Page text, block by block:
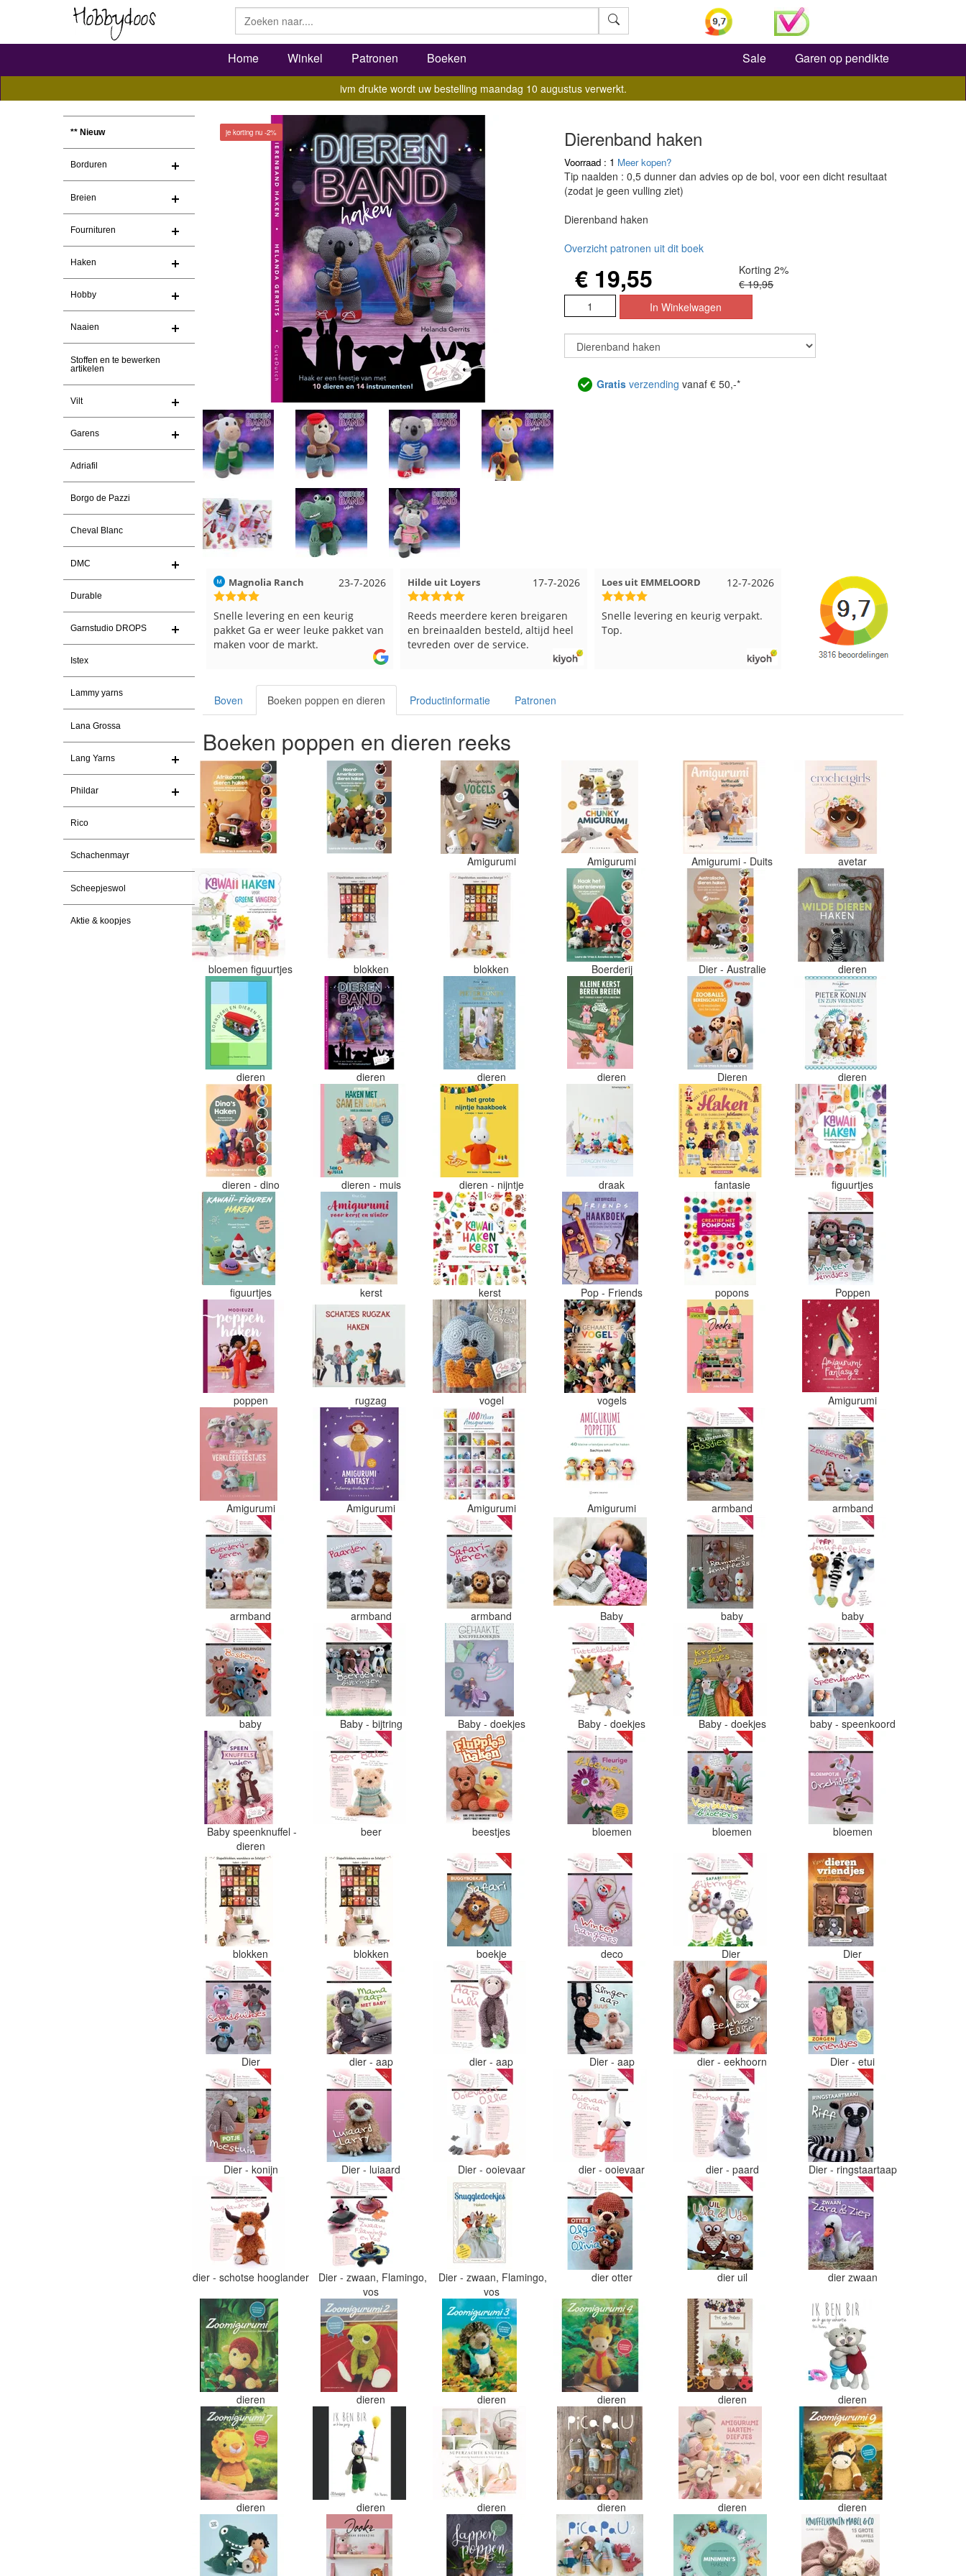
Zoeken
Home Winkel Patronen Boeken Sale Garen op pendikte
ivm drukte wordt uw bestelling maandag 10 augustus verwerkt.
** Nieuw
Borduren
Breien
Fournituren
Haken
Hobby
Naaien
Stoffen en te bewerken
artikelen
Vilt
Garens
Adriafil
Borgo de Pazzi
Cheval Blanc
DMC
Durable
Garnstudio DROPS
Istex
Lammy yarns
Lana Grossa
Lang Yarns
Phildar
Rico
Schachenmayr
Scheepjeswol
Aktie & koopjes
je korting nu -2% Dierenband haken
Voorraad : 1 Meer kopen?
Tip naalden : 0,5 dunner dan advies op de bol, voor een dicht resultaat
(zodat je geen vulling ziet)
Dierenband haken
Overzicht patronen uit dit boek
€ 19,55
Korting 2%
€ 19,95
Gratisverzending vanaf € 50,-*
23-7-2026
Magnolia Ranch
Snelle levering en een keurig
pakket Ga er weer leuke pakket van
maken voor de markt.
17-7-2026
Hilde uit Loyers
Reeds meerdere keren breigaren
en breinaalden besteld, altijd heel
tevreden over de service.
12-7-2026
Loes uit EMMELOORD
Snelle levering en keurig verpakt.
Top.
12-7-2026
Nell uit Beuningen
Goed verpakt en snelgeleverd
Wendy uit Amsterdam
Ruime keus aan viltwol, mooie
kleuren en goede kwaliteit. Snel
verzonden. Enigste wat ik een
beetje jammer vind is dat alles los
een doos gestopt. Geen kleur
welke kleurcode bij welke bol
Had ook 3x 50 gram zwart besteld
maar door de andere bollen zitten
er nu verschillende kleuren vezels
in het zwart. Dat vind ik erg
jammer. Als ik nu wil nabestellen
moet ik maar hopen dat ik de
kleurcode bij de juiste bol heb
gedaan. Misschien een tip om de
kleuren apart in te pakken met een
sticker welke kleur het is?
Desondanks zou ik deze shop
wel aanbevelen wat betreft de
viltwol. Goede prijs/kwaliteit
verhouding.
Boven Boeken poppen en dieren Productinformatie Patronen
Boeken poppen en dieren reeks
Amigurumi Amigurumi Amigurumi - Duits avetar
bloemen figuurtjes blokken blokken Boerderij Dier - Australie dieren
dieren dieren dieren dieren Dieren dieren
dieren - dino dieren - muis dieren - nijntje draak fantasie figuurtjes
figuurtjes kerst kerst Pop - Friends popons Poppen
poppen rugzag vogel vogels Amigurumi
Amigurumi Amigurumi Amigurumi Amigurumi armband armband
armband armband armband Baby baby baby
baby Baby - bijtring Baby - doekjes Baby - doekjes Baby - doekjes baby - speenkoord
Baby speenknuffel -
dieren
beer beestjes bloemen bloemen bloemen
blokken blokken boekje deco Dier Dier
Dier dier - aap dier - aap Dier - aap dier - eekhoorn Dier - etui
Dier - konijn Dier - luiaard Dier - ooievaar dier - ooievaar dier - paard Dier - ringstaartaap
dier - schotse hooglander
Dier - zwaan, Flamingo,
vos
Dier - zwaan, Flamingo,
vos
dier otter dier uil dier zwaan
dieren dieren dieren dieren dieren dieren
dieren dieren dieren dieren dieren dieren